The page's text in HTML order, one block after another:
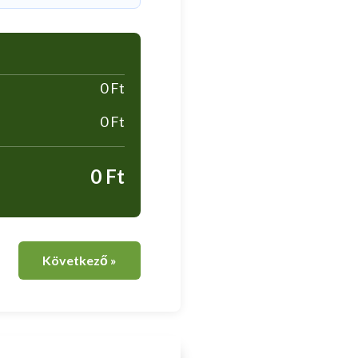
0 Ft
0 Ft
0 Ft
Következő »